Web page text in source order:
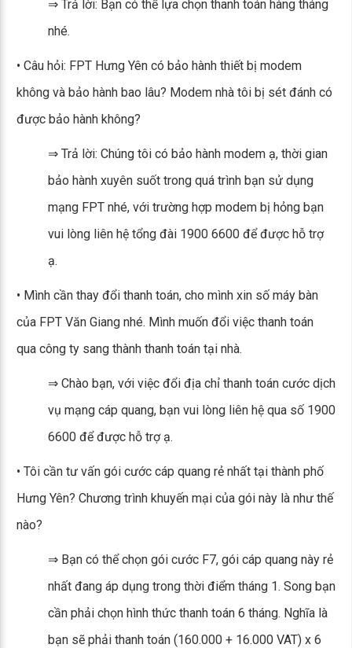
⇒ Trả lời: Bạn có thể lựa chọn thanh toán hàng tháng
nhé.
• Câu hỏi: FPT Hưng Yên có bảo hành thiết bị modem
không và bảo hành bao lâu? Modem nhà tôi bị sét đánh có
được bảo hành không?
⇒ Trả lời: Chúng tôi có bảo hành modem ạ, thời gian
bảo hành xuyên suốt trong quá trình bạn sử dụng
mạng FPT nhé, với trường hợp modem bị hỏng bạn
vui lòng liên hệ tổng đài 1900 6600 để được hỗ trợ
ạ.
• Mình cần thay đổi thanh toán, cho mình xin số máy bàn
của FPT Văn Giang nhé. Mình muốn đổi việc thanh toán
qua công ty sang thành thanh toán tại nhà.
⇒ Chào bạn, với việc đổi địa chỉ thanh toán cước dịch
vụ mạng cáp quang, bạn vui lòng liên hệ qua số 1900
6600 để được hỗ trợ ạ.
• Tôi cần tư vấn gói cước cáp quang rẻ nhất tại thành phố
Hưng Yên? Chương trình khuyến mại của gói này là như thế
nào?
⇒ Bạn có thể chọn gói cước F7, gói cáp quang này rẻ
nhất đang áp dụng trong thời điểm tháng 1. Song bạn
cần phải chọn hình thức thanh toán 6 tháng. Nghĩa là
bạn sẽ phải thanh toán (160.000 + 16.000 VAT) x 6